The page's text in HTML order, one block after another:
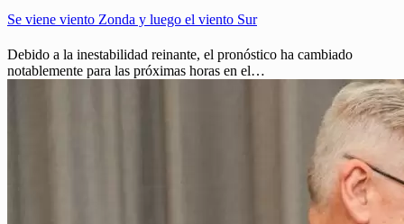
Se viene viento Zonda y luego el viento Sur
Debido a la inestabilidad reinante, el pronóstico ha cambiado
notablemente para las próximas horas en el…